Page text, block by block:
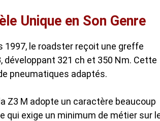
Unique en Son Genre
1997, le roadster reçoit une greffe
développant 321 ch et 350 Nm. Cette
pneumatiques adaptés.
Z3 M adopte un caractère beaucoup
exige un minimum de métier sur